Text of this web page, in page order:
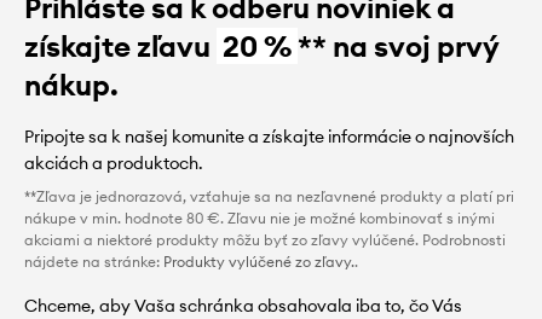
získajte zľavu 20 %** na svoj prvý
nákup.
Pripojte sa k našej komunite a získajte informácie o najnovších
akciách a produktoch.
**Zľava je jednorazová, vzťahuje sa na nezľavnené produkty a platí pri
nákupe v min. hodnote 80 €. Zľavu nie je možné kombinovať s inými
akciami a niektoré produkty môžu byť zo zľavy vylúčené. Podrobnosti
nájdete na stránke: Produkty vylúčené zo zľavy..
Chceme, aby Vaša schránka obsahovala iba to, čo Vás